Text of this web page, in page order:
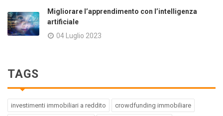
Migliorare l’apprendimento con l’intelligenza
artificiale
04 Luglio 2023
TAGS
investimenti immobiliari a reddito crowdfunding immobiliare